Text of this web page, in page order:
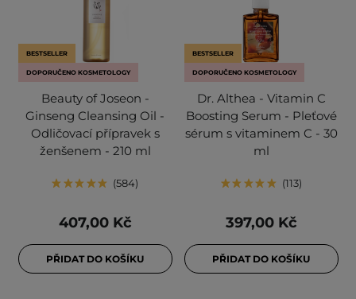
BESTSELLER
DOPORUČENO KOSMETOLOGY
Beauty of Joseon -
Ginseng Cleansing Oil -
Odličovací přípravek s
ženšenem - 210 ml
584
407,00 Kč
PŘIDAT DO KOŠÍKU
BESTSELLER
DOPORUČENO KOSMETOLOGY
Dr. Althea - Vitamin C
Boosting Serum - Pleťové
sérum s vitaminem C - 30
ml
113
397,00 Kč
PŘIDAT DO KOŠÍKU